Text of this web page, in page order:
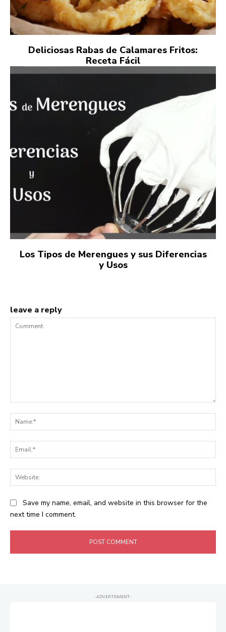
Deliciosas Rabas de Calamares Fritos:
Receta Fácil
Los Tipos de Merengues y sus Diferencias
y Usos
leave a reply
Save my name, email, and website in this browser for the
next time I comment.